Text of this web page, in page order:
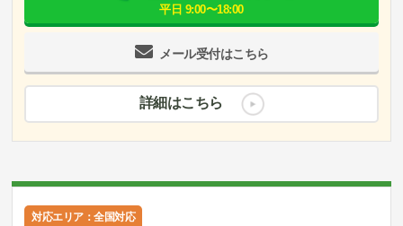
メール受付はこちら
平日 9:00〜18:00
詳細はこちら
対応エリア：全国対応